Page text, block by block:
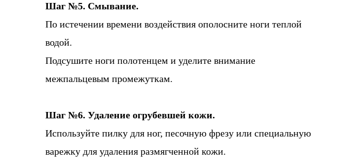
Шаг №5. Смывание.
По истечении времени воздействия ополосните ноги теплой
водой.
Подсушите ноги полотенцем и уделите внимание
межпальцевым промежуткам.
Шаг №6. Удаление огрубевшей кожи.
Используйте пилку для ног, песочную фрезу или специальную
варежку для удаления размягченной кожи.